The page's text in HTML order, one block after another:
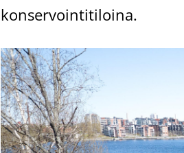
kon­ser­voin­ti­ti­loi­na.